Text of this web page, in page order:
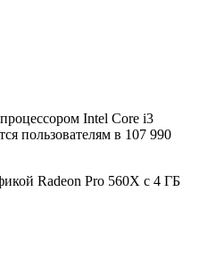
Intel Core i3
пользователям в 107 990
Radeon Pro 560X с 4 ГБ